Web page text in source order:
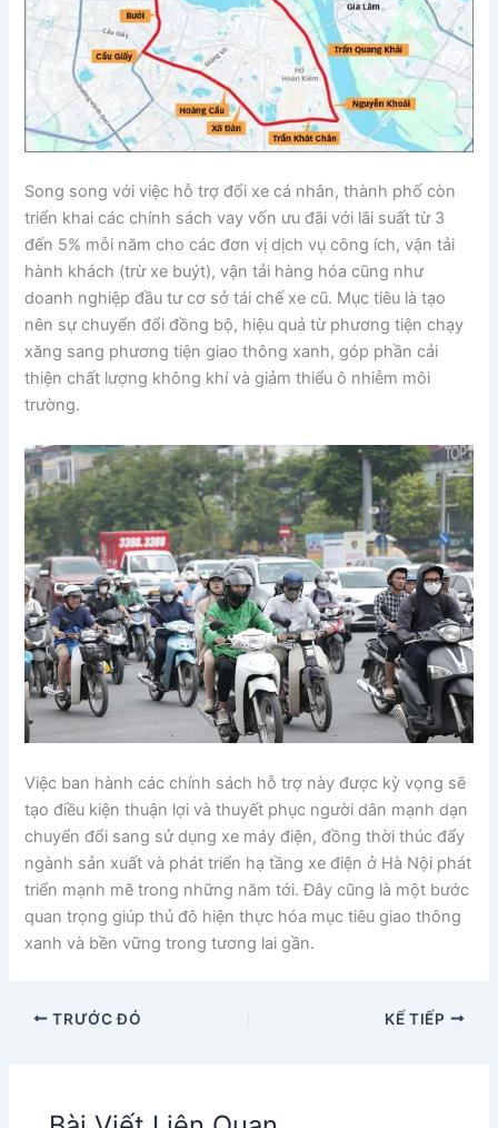
Song song với việc hỗ trợ đổi xe cá nhân, thành phố còn
triển khai các chính sách vay vốn ưu đãi với lãi suất từ 3
đến 5% mỗi năm cho các đơn vị dịch vụ công ích, vận tải
hành khách (trừ xe buýt), vận tải hàng hóa cũng như
doanh nghiệp đầu tư cơ sở tái chế xe cũ. Mục tiêu là tạo
nên sự chuyển đổi đồng bộ, hiệu quả từ phương tiện chạy
xăng sang phương tiện giao thông xanh, góp phần cải
thiện chất lượng không khí và giảm thiểu ô nhiễm môi
trường.
Việc ban hành các chính sách hỗ trợ này được kỳ vọng sẽ
tạo điều kiện thuận lợi và thuyết phục người dân mạnh dạn
chuyển đổi sang sử dụng xe máy điện, đồng thời thúc đẩy
ngành sản xuất và phát triển hạ tầng xe điện ở Hà Nội phát
triển mạnh mẽ trong những năm tới. Đây cũng là một bước
quan trọng giúp thủ đô hiện thực hóa mục tiêu giao thông
xanh và bền vững trong tương lai gần.
TRƯỚC ĐÓ KẾ TIẾP